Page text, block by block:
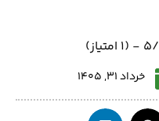
خرداد 31, 1405